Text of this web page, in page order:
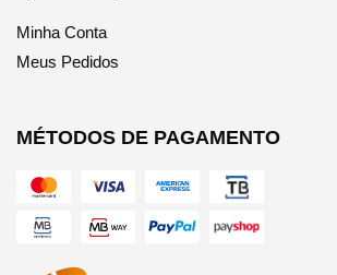
Minha Conta
Meus Pedidos
MÉTODOS DE PAGAMENTO